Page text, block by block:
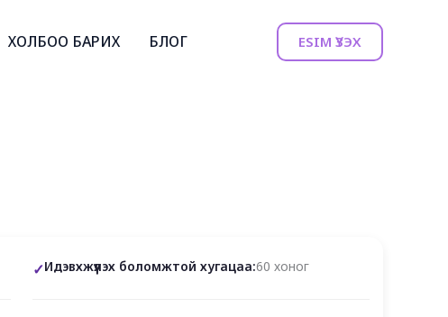
ХОЛБОО БАРИХ БЛОГ ESIM ҮЗЭХ
Идэвхжүүлэх боломжтой хугацаа:60 хоног